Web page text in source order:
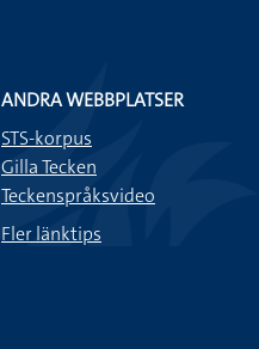
ANDRA WEBBPLATSER
STS-korpus
Gilla Tecken
Teckenspråksvideo
Fler länktips